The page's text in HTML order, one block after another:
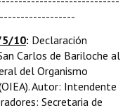
10: Declaración
Carlos de Bariloche al
del Organismo
Autor: Intendente
Secretaria de